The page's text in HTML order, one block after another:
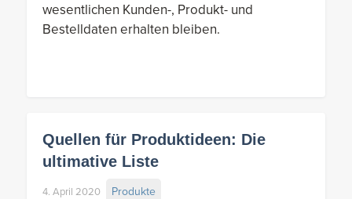
wesentlichen Kunden-, Produkt- und
Bestelldaten erhalten bleiben.
Quellen für Produktideen: Die
ultimative Liste
4. April 2020 Produkte